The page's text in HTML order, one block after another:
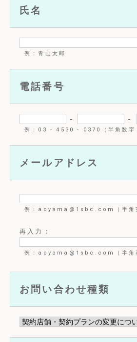
氏名
例：青山太郎
電話番号
- -
例：03 - 4530 - 0370（半角数字
メールアドレス
例：aoyama@1sbc.com（半角
再入力：
例：aoyama@1sbc.com（半角
お問い合わせ種類